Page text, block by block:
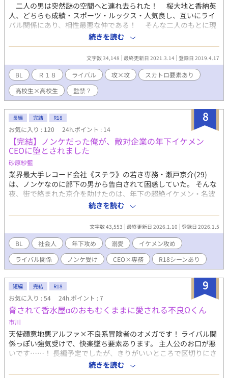
二人の男は突然謎の空間へと連れ去られた！ 桜大地と香納英
人、どちらも成績・スポーツ・ルックス・人気良し、互いにライ
バル関係にあり、相性最悪な仲である！ そんな二人のもとに現
れたのは宇宙人だった！？ 宇宙人の目的は「繁殖活動・子作り
の観察」 断れば死あるのみ！ かくして、相性最悪な男二人が
子作りに至るまでのストーリーが始まるのである！！ とある四
コマ漫画であったネタを小説にしたくなりました。 ＣＶのイメ
ージですが 桜大地：高橋広● 香納英人：石●彰 ナレーシ
ョン：かぐ●様の人 この作品は筆者好みのおかずにしあげてお
り、変態性と勢いが高めです。 20.07.27 申し訳ない、超久々に新
作投稿しました。 20.07.28 午前10時頃にエロいの投稿します。
21.03.15 タイトル変更しました。 0:00ちょうどに新作を投稿
します。 男の子が女の子の下着になってしまう展開をBLにもっ
てきたらどうなるかやりたくなりました。 スカ要素こみなので
注意です。 そして、いつ頃二人には子作りしてもらおうか、ど
っちの方に孕んでもらおうかなと考え中です。 23.08.05 もは
や、読者に愛想をつかされているだろう時期に更新。わんこの挿
絵をつけただけです。 最近お絵描きにはまっているので、もし
かしたらこの作品あるいは他作品でも私の挿絵をつけるために更
新するかも？
続きを読む
文字数 34,148 最終更新日 2021.3.14 登録日 2019.4.17
BL Ｒ１８ ライバル 攻×攻
スカトロ要素あり
高校生×高校生
監禁？
8
長編 完結 R18
お気に入り : 120 24h.ポイント : 14
【完結】ノンケだった俺が、敵対企業の年下イケメン
CEOに堕とされました
砂原紗藍
業界最大手レコード会社《ステラ》の若き専務・瀬戸京介(29)
は、ノンケなのに部下の男から告白されて困惑していた。 そんな
夜、街で絡まれた京介を助けたのは、年下の超絶イケメン・名波
慧(27)。 「俺、今日誕生日なんだ。恋人に振られて寂しくてさ
――。俺の家に来ない？」 優しい声。逃がさない距離感。 初めて
のキスと愛撫に、京介は"男に触れられて感じる自分"を知ってし
まう。 だが、その一週間後。 日本最大級の音楽フェス《SONIC
WAVE》―― 経済効果100億円とも言われる、その配信権を巡るプ
レゼン会場で、京介は息を呑んだ。 壇上に立っていたのは、あの
夜の青年・慧。 彼の正体は、新興配信会社《ECHO-エコー-》の
CEO。 業界では“天才”と囁かれる、ステラの最大のライバルだっ
た。 業界最大手 vs 弱小スタートアップ。 ビジネスではライバ
ル、ベッドの上では――？ 立場、プライド、そして100億のマネ
ー。 すべてを賭けた勝負の中で、二人の関係は否応なく加速して
いく。 「もう隠さない。京介が俺の恋人だって、世界中に言いた
い」 年下天才CEOの一途すぎる溺愛 × ノンケ専務の“目覚め”。
一夜の過ちから始まる、 危険で甘い、ビジネス×ラブロマンス。
※アナザーストーリー 【運命の人が敵対企業の専務だったので、
ビジネスも恋も全部奪いました】 （名波慧視点）投稿しました。
続きを読む
文字数 43,553 最終更新日 2026.1.10 登録日 2026.1.5
BL 社会人 年下攻め 溺愛
イケメン攻め
ライバル関係
ノンケ受け CEO×専務 R18シーンあり
9
短編 完結 R18
お気に入り : 54 24h.ポイント : 7
脅されて香水屋αのおもむくままに愛される不良Ωくん
市川
天使顔意地悪アルファ×不良系冒険者のオメガです！ ライバル関
係っぽい強気受けで、快楽墜ち要素あります。 主人公のお口が悪
いです……！ 長編予定でしたが、きりがいいところで区切りにさ
せていただきます……！ 似たようなネタでリベンジしたいと思い
ます。
続きを読む